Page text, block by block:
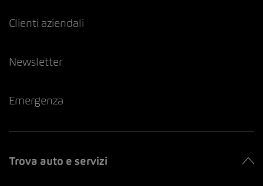
Clienti aziendali
Newsletter
Emergenza
Trova auto e servizi